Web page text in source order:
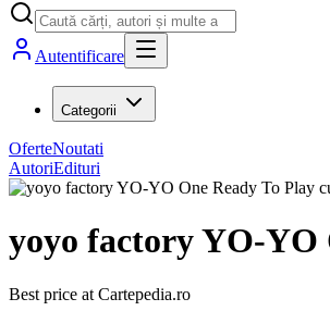
Autentificare
Categorii
OferteNoutati
AutoriEdituri
yoyo factory YO-YO
Best price at Cartepedia.ro